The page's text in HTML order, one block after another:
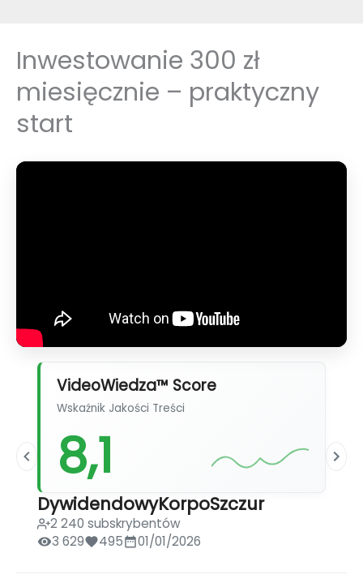
Inwestowanie 300 zł
miesięcznie – praktyczny
start
VideoWiedza™ Score
Wskaźnik Jakości Treści
8,1
DywidendowyKorpoSzczur
2 240 subskrybentów
3 629
495 01/01/2026